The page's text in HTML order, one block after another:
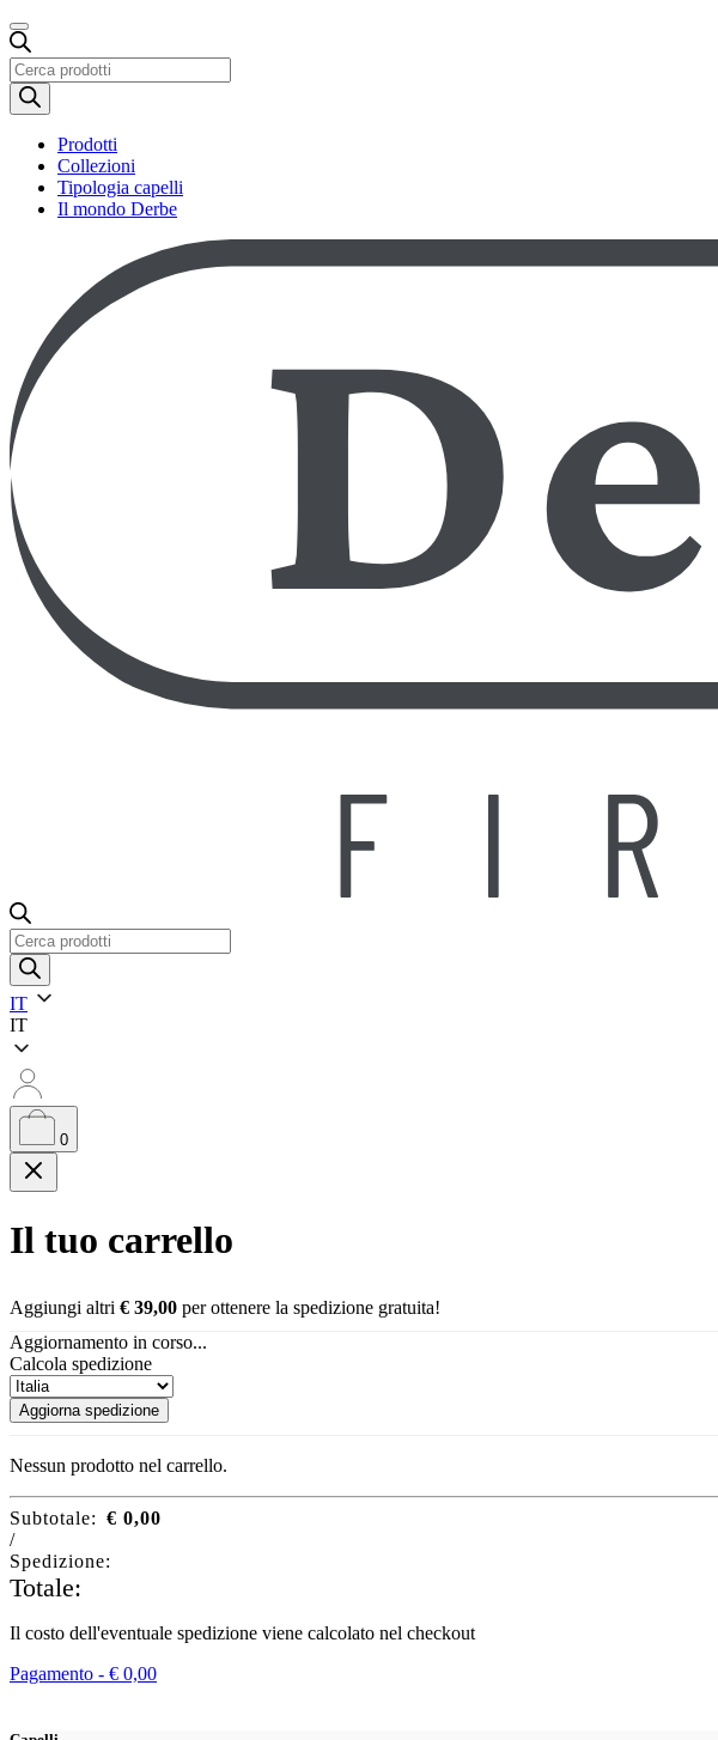
Ricerca
prodotti
Prodotti
Collezioni
Tipologia capelli
Il mondo Derbe
Ricerca
prodotti
IT
IT
0
Il tuo carrello
Aggiungi altri € 39,00 per ottenere la spedizione gratuita!
Aggiornamento in corso...
Calcola spedizione
Aggiorna spedizione
Nessun prodotto nel carrello.
Subtotale: € 0,00
/
Spedizione:
Totale:
Il costo dell'eventuale spedizione viene calcolato nel checkout
Pagamento - € 0,00